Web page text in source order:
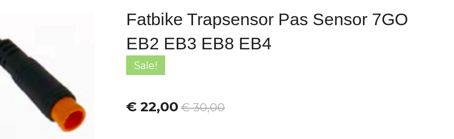
Fatbike Trapsensor Pas Sensor 7GO
EB2 EB3 EB8 EB4
Sale!
€ 22,00 € 30,00